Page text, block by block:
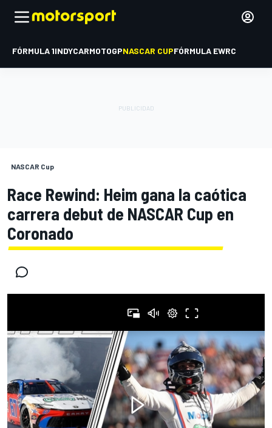
FÓRMULA 1INDYCARMOTOGPNASCAR CUPFÓRMULA EWRC
NASCAR Cup
Race Rewind: Heim gana la caótica
carrera debut de NASCAR Cup en
Coronado